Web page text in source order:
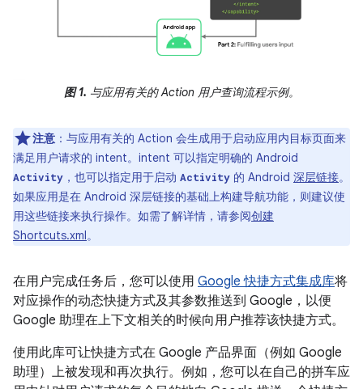
图 1. 与应用有关的 Action 用户查询流程示例。
注意 ：与应用有关的 Action 会生成用于启动应用内目标页面来
满足用户请求的 intent。intent 可以指定明确的 Android
Activity ，也可以指定用于启动 Activity 的 Android 深层链接。
如果应用是在 Android 深层链接的基础上构建导航功能，则建议使
用这些链接来执行操作。如需了解详情，请参阅创建
Shortcuts.xml。
在用户完成任务后，您可以使用 Google 快捷方式集成库将
对应操作的动态快捷方式及其参数推送到 Google，以便
Google 助理在上下文相关的时候向用户推荐该快捷方式。
使用此库可让快捷方式在 Google 产品界面（例如 Google
助理）上被发现和再次执行。例如，您可以在自己的拼车应